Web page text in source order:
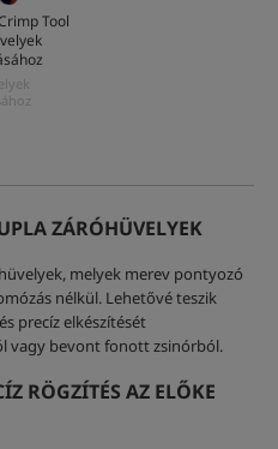
Tool
ZÁRÓHÜVELYEK
melyek merev pontyozó
nélkül. Lehetővé teszik
precíz elkészítését
vagy bevont fonott zsinórból.
RÖGZÍTÉS AZ ELŐKE